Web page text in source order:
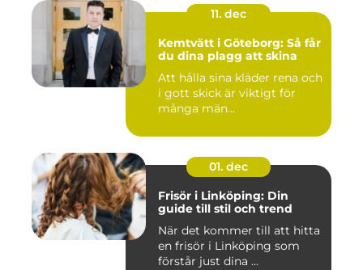
11. dec
Kemtvätt i Göteborg: Så får
du dina plagg att skina
Att hålla sina kläder rena och
i gott skick är viktigt för
många män...
01. dec
Frisör i Linköping: Din
guide till stil och trend
När det kommer till att hitta
en frisör i Linköping som
förstår just dina ...